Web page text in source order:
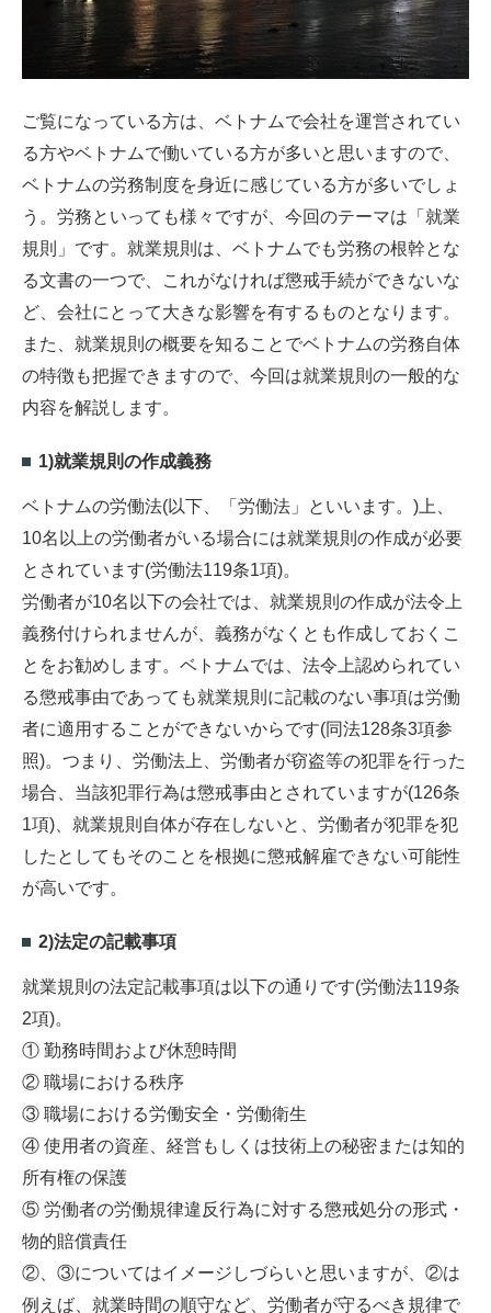
ご覧になっている方は、ベトナムで会社を運営されてい
る方やベトナムで働いている方が多いと思いますので、
ベトナムの労務制度を身近に感じている方が多いでしょ
う。労務といっても様々ですが、今回のテーマは「就業
規則」です。就業規則は、ベトナムでも労務の根幹とな
る文書の一つで、これがなければ懲戒手続ができないな
ど、会社にとって大きな影響を有するものとなります。
また、就業規則の概要を知ることでベトナムの労務自体
の特徴も把握できますので、今回は就業規則の一般的な
内容を解説します。
1)就業規則の作成義務
ベトナムの労働法(以下、「労働法」といいます。)上、
10名以上の労働者がいる場合には就業規則の作成が必要
とされています(労働法119条1項)。
労働者が10名以下の会社では、就業規則の作成が法令上
義務付けられませんが、義務がなくとも作成しておくこ
とをお勧めします。ベトナムでは、法令上認められてい
る懲戒事由であっても就業規則に記載のない事項は労働
者に適用することができないからです(同法128条3項参
照)。つまり、労働法上、労働者が窃盗等の犯罪を行った
場合、当該犯罪行為は懲戒事由とされていますが(126条
1項)、就業規則自体が存在しないと、労働者が犯罪を犯
したとしてもそのことを根拠に懲戒解雇できない可能性
が高いです。
2)法定の記載事項
就業規則の法定記載事項は以下の通りです(労働法119条
2項)。
① 勤務時間および休憩時間
② 職場における秩序
③ 職場における労働安全・労働衛生
④ 使用者の資産、経営もしくは技術上の秘密または知的
所有権の保護
⑤ 労働者の労働規律違反行為に対する懲戒処分の形式・
物的賠償責任
②、③についてはイメージしづらいと思いますが、②は
例えば、就業時間の順守など、労働者が守るべき規律で